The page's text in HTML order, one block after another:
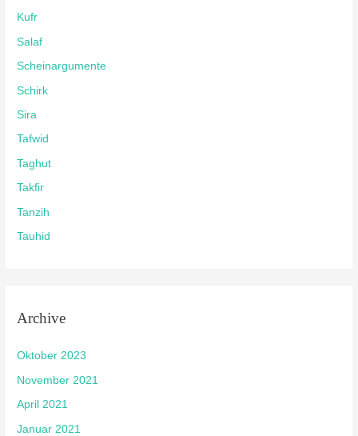
Kufr
Salaf
Scheinargumente
Schirk
Sira
Tafwid
Taghut
Takfir
Tanzih
Tauhid
Archive
Oktober 2023
November 2021
April 2021
Januar 2021